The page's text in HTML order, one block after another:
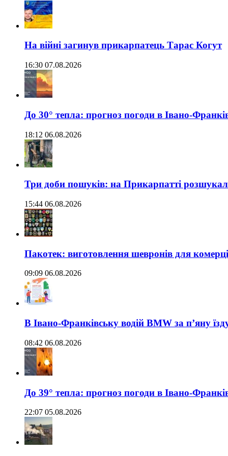
На війні загинув прикарпатець Тарас Когут
16:30 07.08.2026
До 30° тепла: прогноз погоди в Івано-
18:12 06.08.2026
Три доби пошуків: на Прикарпатті
15:44 06.08.2026
Пакотек: виготовлення шевронів для
09:09 06.08.2026
В Івано-Франківську водій BMW за п’яну
08:42 06.08.2026
До 39° тепла: прогноз погоди в Івано-
22:07 05.08.2026